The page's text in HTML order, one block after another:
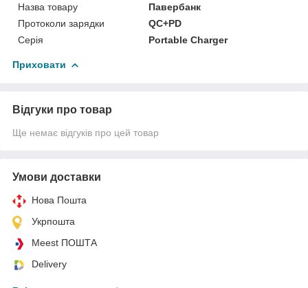
Назва товару
Павербанк
Протоколи зарядки
QC+PD
Серія
Portable Charger
Приховати
Відгуки про товар
Ще немає відгуків про цей товар
Умови доставки
Нова Пошта
Укрпошта
Meest ПОШТА
Delivery